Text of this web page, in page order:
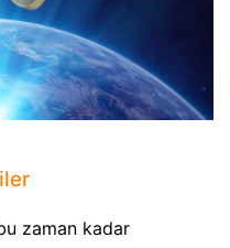
zaman kadar